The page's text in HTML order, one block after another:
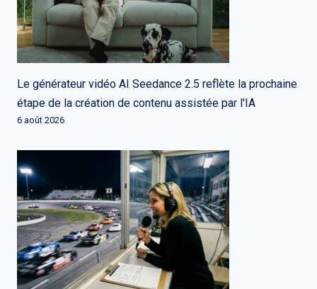
Le générateur vidéo AI Seedance 2.5 reflète la prochaine
étape de la création de contenu assistée par l'IA
6 août 2026